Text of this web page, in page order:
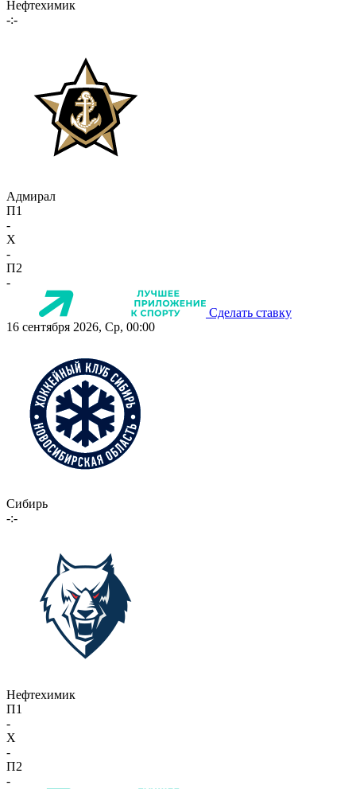
Нефтехимик
-:-
Адмирал
П1
-
X
-
П2
-
Сделать ставку
16 сентября 2026, Ср, 00:00
Сибирь
-:-
Нефтехимик
П1
-
X
-
П2
-